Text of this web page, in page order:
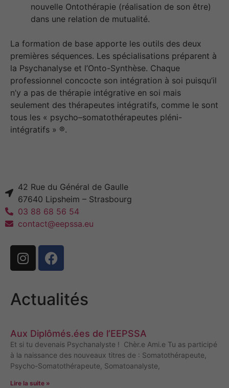
nouvelle Ontothérapie (réalisation de son être)
dans une relation de mutualité.
La formation de base apporte les outils des deux
premières séquences. Les spécialisations préparent à
la Psychanalyse et l’Onto-Synthèse. Chaque
professionnel concocte son intégration à soi puisqu’il
n’y a pas de thérapie intégrative en soi mais
seulement des thérapeutes intégratifs, comme le sont
tous les « psycho–somatothérapeutes pléni-
intégratifs » ®.
42 Rue du Général de Gaulle
67640 Lipsheim – Strasbourg
03 88 68 56 54
contact@eepssa.eu
Actualités
Aux Diplômés.ées de l’EEPSSA
Et si tu devenais Psychanalyste ! Chèr.e Ami.e Tu as participé
à la naissance des nouveaux titres de : Somatothérapeute,
Psycho-Somatothérapeute, Somatoanalyste,
Lire la suite »